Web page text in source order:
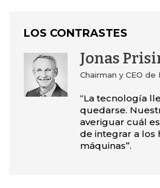
LOS CONTRASTES
Jonas
Chairman y CEO
“La tecnología
quedarse.
averiguar cuál
de integrar a los
máquinas”.